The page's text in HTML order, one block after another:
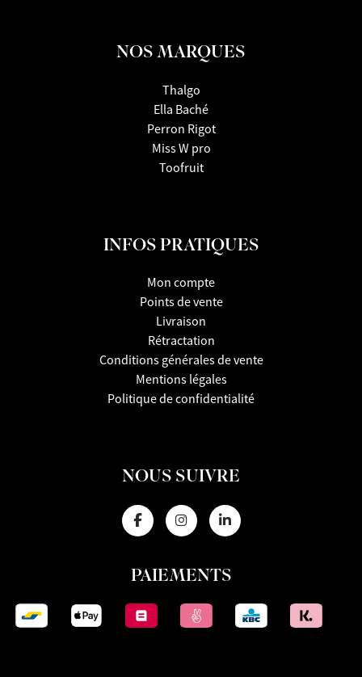
NOS MARQUES
Thalgo
Ella Baché
Perron Rigot
Miss W pro
Toofruit
INFOS PRATIQUES
Mon compte
Points de vente
Livraison
Rétractation
Conditions générales de vente
Mentions légales
Politique de confidentialité
NOUS SUIVRE
PAIEMENTS